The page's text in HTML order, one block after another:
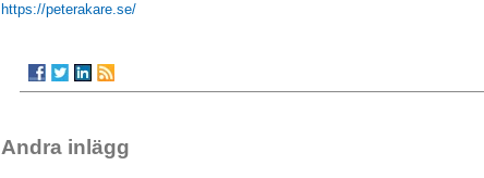
https://peterakare.se/
Andra inlägg